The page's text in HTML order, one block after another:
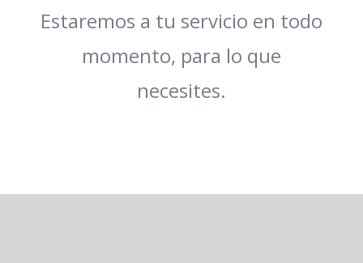
Estaremos a tu servicio en todo
momento, para lo que
necesites.